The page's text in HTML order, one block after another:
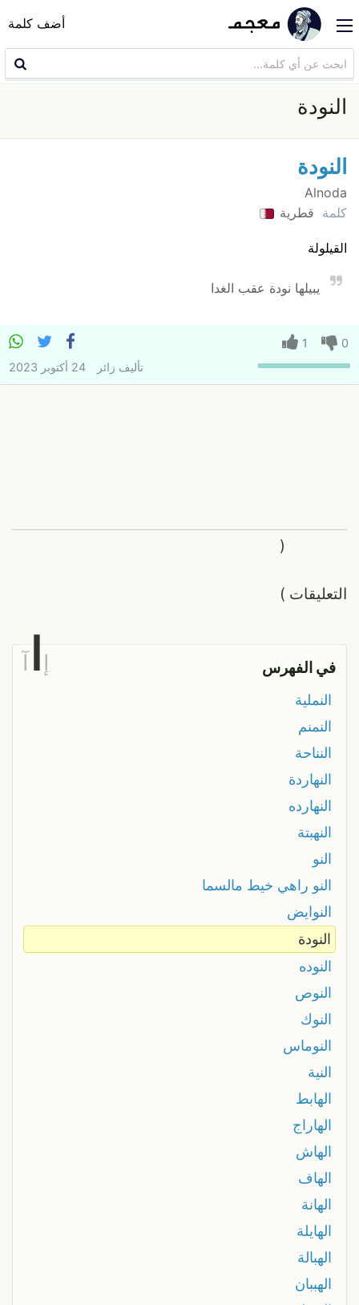
أضف كلمة
النودة
النودة
Alnoda
كلمة قطرية
القيلولة
يبيلها نودة عقب الغدا
0
1
تأليف زائر 24 أكتوبر 2023
التعليقات
(
)
في الفهرس إ آ
النملية
النمنم
النناحة
النهاردة
النهارده
النهبتة
النو
النو راهي خيط مالسما
النوايض
النودة
النوده
النوص
النوك
النوماس
النية
الهابط
الهاراج
الهاش
الهاف
الهانة
الهايلة
الهبالة
الهببان